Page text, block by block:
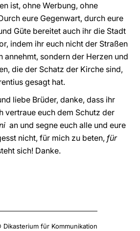
ist, ohne Werbung, ohne
eure Gegenwart, durch eure
Güte bereitet auch ihr die Stadt
indem ihr euch nicht der Straßen
annehmt, sondern der Herzen und
die der Schatz der Kirche sind,
gesagt hat.
liebe Brüder, danke, dass ihr
vertraue euch dem Schutz der
an und segne euch alle und eure
nicht, für mich zu beten, für
sich! Danke.
für Kommunikation